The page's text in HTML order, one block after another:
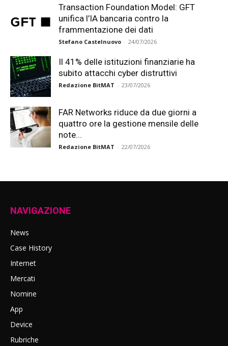
Transaction Foundation Model: GFT
unifica l’IA bancaria contro la
frammentazione dei dati
Stefano Castelnuovo - 24/07/2026
Il 41% delle istituzioni finanziarie ha
subito attacchi cyber distruttivi
Redazione BitMAT - 23/07/2026
FAR Networks riduce da due giorni a
quattro ore la gestione mensile delle
note...
Redazione BitMAT - 22/07/2026
NAVIGAZIONE
News
Case History
Internet
Mercati
Nomine
App
Device
Rubriche